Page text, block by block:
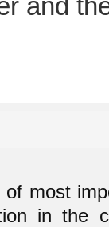
most
in the